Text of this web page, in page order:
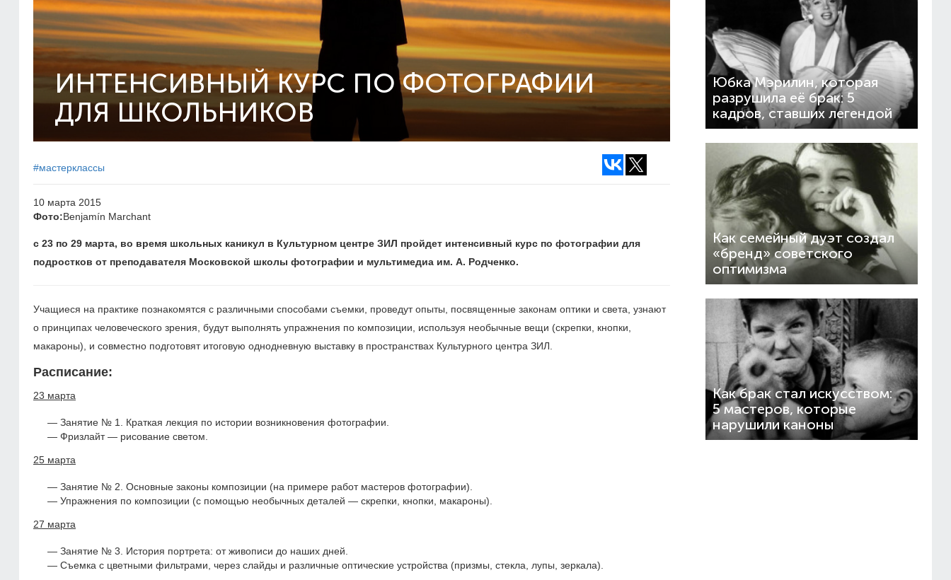
ИНТЕНСИВНЫЙ КУРС ПО ФОТОГРАФИИ
ДЛЯ ШКОЛЬНИКОВ
#мастерклассы
10 марта 2015
Фото:Benjamín Marchant
с 23 по 29 марта, во время школьных каникул в Культурном центре ЗИЛ пройдет интенсивный курс по фотографии для
подростков от преподавателя Московской школы фотографии и мультимедиа им. А. Родченко.
Учащиеся на практике познакомятся с различными способами съемки, проведут опыты, посвященные законам оптики и света, узнают
о принципах человеческого зрения, будут выполнять упражнения по композиции, используя необычные вещи (скрепки, кнопки,
макароны), и совместно подготовят итоговую однодневную выставку в пространствах Культурного центра ЗИЛ.
Расписание:
23 марта
Занятие № 1. Краткая лекция по истории возникновения фотографии.
Фризлайт — рисование светом.
25 марта
Занятие № 2. Основные законы композиции (на примере работ мастеров фотографии).
Упражнения по композиции (с помощью необычных деталей — скрепки, кнопки, макароны).
27 марта
Занятие № 3. История портрета: от живописи до наших дней.
Съемка с цветными фильтрами, через слайды и различные оптические устройства (призмы, стекла, лупы, зеркала).
Юбка Мэрилин, которая
разрушила её брак: 5
кадров, ставших легендой
Как семейный дуэт создал
«бренд» советского
оптимизма
Как брак стал искусством:
5 мастеров, которые
нарушили каноны